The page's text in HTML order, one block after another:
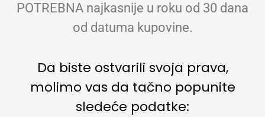
POTREBNA najkasnije u roku od 30 dana
od datuma kupovine.
Da biste ostvarili svoja prava,
molimo vas da tačno popunite
sledeće podatke: